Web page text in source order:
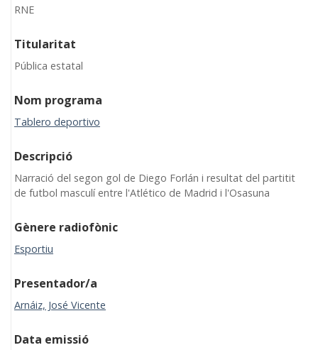
RNE
Titularitat
Pública estatal
Nom programa
Tablero deportivo
Descripció
Narració del segon gol de Diego Forlán i resultat del partitit
de futbol masculí entre l'Atlético de Madrid i l'Osasuna
Gènere radiofònic
Esportiu
Presentador/a
Arnáiz, José Vicente
Data emissió